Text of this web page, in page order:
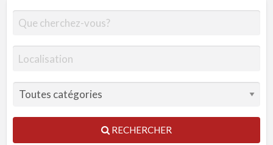
RECHERCHER